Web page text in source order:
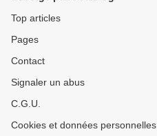
Top articles
Pages
Contact
Signaler un abus
C.G.U.
Cookies et données personnelles